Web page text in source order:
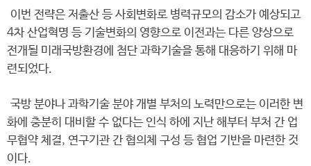
이번 전략은 저출산 등 사회변화로 병력규모의 감소가 예상되고
4차 산업혁명 등 기술변화의 영향으로 이전과는 다른 양상으로
전개될 미래국방환경에 첨단 과학기술을 통해 대응하기 위해 마
련되었다.
국방 분야나 과학기술 분야 개별 부처의 노력만으로는 이러한 변
화에 충분히 대비할 수 없다는 인식 하에 지난 해부터 부처 간 업
무협약 체결, 연구기관 간 협의체 구성 등 협업 기반을 마련한 것
이다.